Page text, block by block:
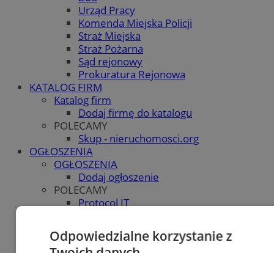
Urząd Pracy
Komenda Miejska Policji
Straż Miejska
Straż Pożarna
Sąd rejonowy
Prokuratura Rejonowa
KATALOG FIRM
Katalog firm
Dodaj firmę do katalogu
POLECAMY
Skup - nieruchomosci.org
OGŁOSZENIA
OGŁOSZENIA
Dodaj ogłoszenie
POLECAMY
Protocol IT
REKLAMA
WSPÓŁPRACA
Odpowiedzialne korzystanie z